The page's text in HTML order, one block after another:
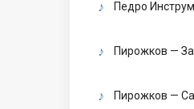
Педро
Пирожков —
Пирожков —